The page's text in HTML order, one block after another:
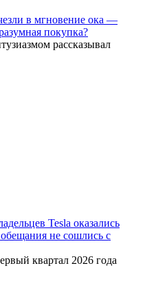
в мгновение ока —
покупка?
рассказывал
Tesla оказались
не сошлись с
квартал 2026 года